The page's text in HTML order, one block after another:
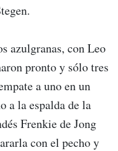
azulgranas, con Leo
pronto y sólo tres
a uno en un
a la espalda de la
Frenkie de Jong
con el pecho y